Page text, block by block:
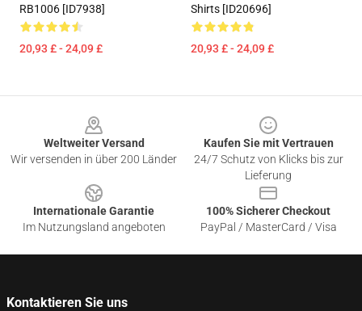
RB1006 [ID7938]
20,93 £ - 24,09 £
Shirts [ID20696]
20,93 £ - 24,09 £
Weltweiter Versand
Wir versenden in über 200 Länder
Kaufen Sie mit Vertrauen
24/7 Schutz von Klicks bis zur
Lieferung
Internationale Garantie
Im Nutzungsland angeboten
100% Sicherer Checkout
PayPal / MasterCard / Visa
Kontaktieren Sie uns